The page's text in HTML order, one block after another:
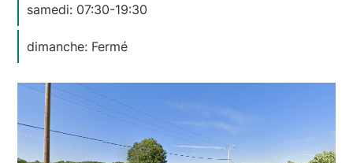
samedi: 07:30-19:30
dimanche: Fermé